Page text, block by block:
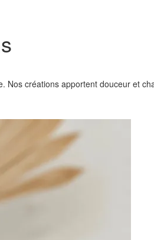
créations apportent douceur et